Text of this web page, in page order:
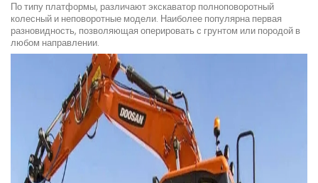
По типу платформы, различают экскаватор полноповоротный
колесный и неповоротные модели. Наиболее популярна первая
разновидность, позволяющая оперировать с грунтом или породой в
любом направлении.